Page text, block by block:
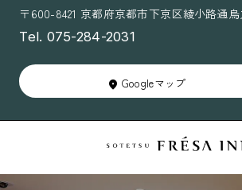
〒600-8421 京都府京都市下京区綾小路通
Tel. 075-284-2031
Googleマップ